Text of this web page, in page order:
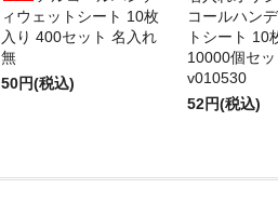
ィウェットシート 10枚
入り 400セット 名入れ
無
50円(税込)
コールハン
トシート 10
10000個セ
v010530
52円(税込)